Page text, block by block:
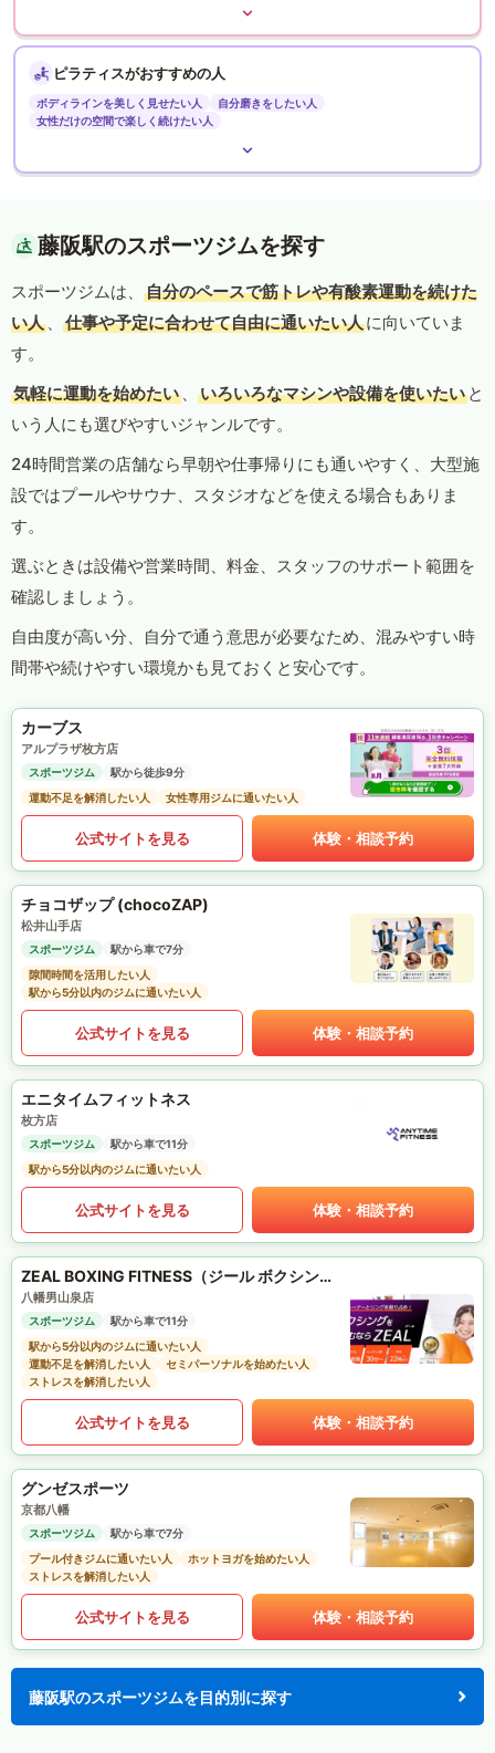
ピラティスがおすすめの人
ボディラインを美しく見せたい人
自分磨きをしたい人
女性だけの空間で楽しく続けたい人
藤阪駅のスポーツジムを探す
スポーツジムは、
自分のペースで筋トレや有酸素運動を続けた
い人 、 仕事や予定に合わせて自由に通いたい人に向いていま
す。
気軽に運動を始めたい 、 いろいろなマシンや設備を使いたい と
いう人にも選びやすいジャンルです。
24時間営業の店舗なら早朝や仕事帰りにも通いやすく、大型施
設ではプールやサウナ、スタジオなどを使える場合もありま
す。
選ぶときは設備や営業時間、料金、スタッフのサポート範囲を
確認しましょう。
自由度が高い分、自分で通う意思が必要なため、混みやすい時
間帯や続けやすい環境かも見ておくと安心です。
カーブス
アルプラザ枚方店
スポーツジム
駅から徒歩9分
運動不足を解消したい人
女性専用ジムに通いたい人
公式サイトを見る 体験・相談予約
チョコザップ (chocoZAP)
松井山手店
スポーツジム
駅から車で7分
隙間時間を活用したい人
駅から5分以内のジムに通いたい人
公式サイトを見る 体験・相談予約
エニタイムフィットネス
枚方店
スポーツジム
駅から車で11分
駅から5分以内のジムに通いたい人
公式サイトを見る 体験・相談予約
ZEAL BOXING FITNESS（ジール ボクシング フィットネス）
八幡男山泉店
スポーツジム
駅から車で11分
駅から5分以内のジムに通いたい人
運動不足を解消したい人
セミパーソナルを始めたい人
ストレスを解消したい人
公式サイトを見る 体験・相談予約
グンゼスポーツ
京都八幡
スポーツジム
駅から車で7分
プール付きジムに通いたい人
ホットヨガを始めたい人
ストレスを解消したい人
公式サイトを見る 体験・相談予約
藤阪駅のスポーツジムを目的別に探す